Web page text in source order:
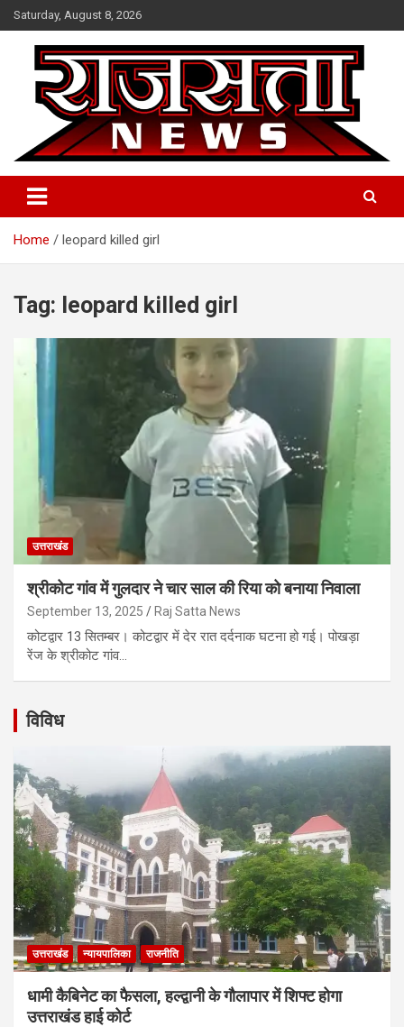
Skip
to
content
Saturday, August 8, 2026
Raj Satta News
Home leopard killed girl
Tag: leopard killed girl
उत्तराखंड
श्रीकोट गांव में गुलदार ने चार साल की रिया को बनाया निवाला
September 13, 2025 Raj Satta News
कोटद्वार 13 सितम्बर। कोटद्वार में देर रात दर्दनाक घटना हो गई। पोखड़ा
रेंज के श्रीकोट गांव…
विविध
उत्तराखंड न्यायपालिका राजनीति
धामी कैबिनेट का फैसला, हल्द्वानी के गौलापार में शिफ्ट होगा
उत्तराखंड हाई कोर्ट